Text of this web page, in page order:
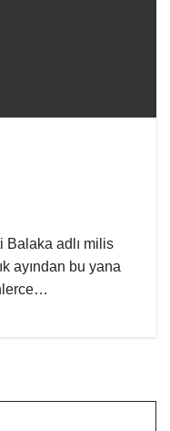
Balaka adlı milis
ayından bu yana